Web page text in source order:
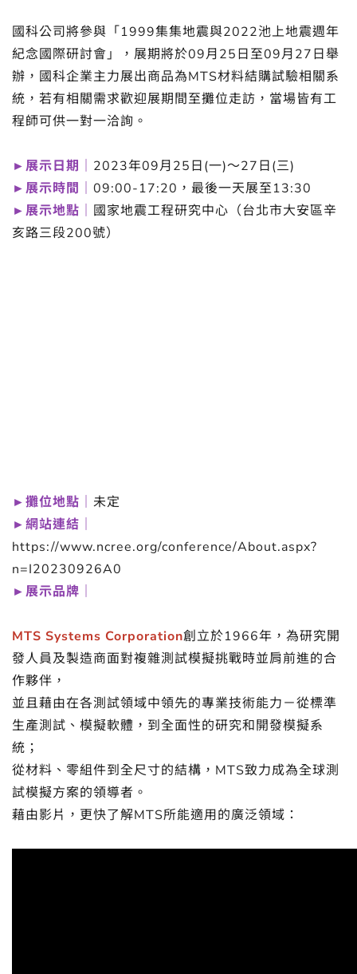
國科公司將參與「1999集集地震與2022池上地震週年
紀念國際研討會」，展期將於09月25日至09月27日舉
辦，國科企業主力展出商品為MTS材料結購試驗相關系
統，若有相關需求歡迎展期間至攤位走訪，當場皆有工
程師可供一對一洽詢。
►展示日期｜ 2023年09月25日(一)～27日(三)
►展示時間｜ 09:00-17:20，最後一天展至13:30
►展示地點｜ 國家地震工程研究中心（台北市大安區辛
亥路三段200號）
►攤位地點｜ 未定
►網站連結｜
https://www.ncree.org/conference/About.aspx?
n=I20230926A0
►展示品牌｜
MTS Systems Corporation創立於1966年，為研究開
發人員及製造商面對複雜測試模擬挑戰時並肩前進的合
作夥伴，
並且藉由在各測試領域中領先的專業技術能力－從標準
生產測試、模擬軟體，到全面性的研究和開發模擬系
統；
從材料、零組件到全尺寸的結構，MTS致力成為全球測
試模擬方案的領導者。
藉由影片，更快了解MTS所能適用的廣泛領域：